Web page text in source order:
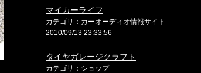
マイカーライフ
カテゴリ：カーオーディオ情報サイト
2010/09/13 23:33:56
タイヤガレージクラフト
カテゴリ：ショップ